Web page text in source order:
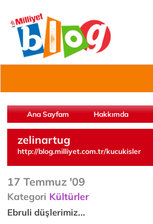
Ana Sayfam Hakkımda
zelinartug
http://blog.milliyet.com.tr/kucukisler
17 Temmuz '09
Kategori Kültürler
Ebruli düşlerimiz...